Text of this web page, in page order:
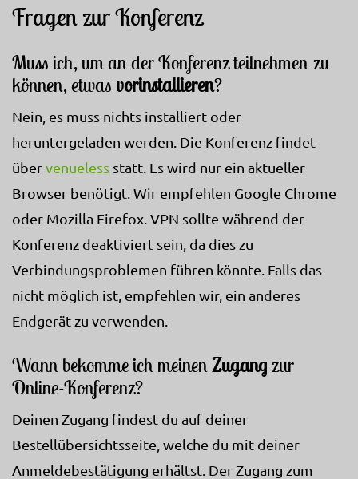
Fragen zur Konferenz
Muss ich, um an der Konferenz teilnehmen zu
können, etwas vorinstallieren?
Nein, es muss nichts installiert oder
heruntergeladen werden. Die Konferenz findet
übervenueless statt. Es wird nur ein aktueller
Browser benötigt. Wir empfehlen Google Chrome
oder Mozilla Firefox. VPN sollte während der
Konferenz deaktiviert sein, da dies zu
Verbindungsproblemen führen könnte. Falls das
nicht möglich ist, empfehlen wir, ein anderes
Endgerät zu verwenden.
Wann bekomme ich meinenZugang zur
Online-Konferenz?
Deinen Zugang findest du auf deiner
Bestellübersichtsseite, welche du mit deiner
Anmeldebestätigung erhältst. Der Zugang zum